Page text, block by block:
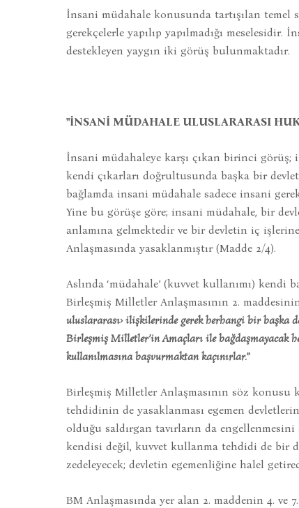
İnsani müdahale konusunda tartışılan
gerekçelerle yapılıp yapılmadığı
destekleyen yaygın iki görüş bulunmaktadır.
"İNSANİ MÜDAHALE ULUSLARARASI
İnsani müdahaleye karşı çıkan birinci
kendi çıkarları doğrultusunda başka bir
bağlamda insani müdahale sadece insani
Yine bu görüşe göre; insani müdahale, bir
anlamına gelmektedir ve bir devletin iç
Anlaşmasında yasaklanmıştır (Madde 2/4).
Aslında ‘müdahale’ (kuvvet kullanımı) kendi
Birleşmiş Milletler Anlaşmasının 2.
uluslararası› ilişkilerinde gerek herhangi bir başka
Birleşmiş Milletler’in Amaçları ile bağdaşmayacak
kullanılmasına başvurmaktan kaçınırlar.”
Birleşmiş Milletler Anlaşmasının söz
tehdidinin de yasaklanması egemen
olduğu saldırgan tavırların da
kendisi değil, kuvvet kullanma tehdidi de bir
zedeleyecek; devletin egemenliğine halel
BM Anlaşmasında yer alan 2. maddenin 4. ve